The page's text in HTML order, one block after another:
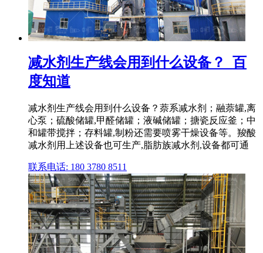
减水剂生产线会用到什么设备？_百
度知道
减水剂生产线会用到什么设备？萘系减水剂；融萘罐,离
心泵；硫酸储罐,甲醛储罐；液碱储罐；搪瓷反应釜；中
和罐带搅拌；存料罐,制粉还需要喷雾干燥设备等。羧酸
减水剂用上述设备也可生产,脂肪族减水剂,设备都可通
联系电话: 180 3780 8511